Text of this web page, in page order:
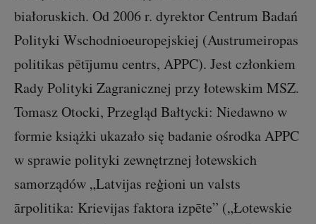
białoruskich. Od 2006 r. dyrektor Centrum Badań
Polityki Wschodnioeuropejskiej (Austrumeiropas
politikas pētījumu centrs, APPC). Jest członkiem
Rady Polityki Zagranicznej przy łotewskim MSZ.
Tomasz Otocki, Przegląd Bałtycki: Niedawno w
formie książki ukazało się badanie ośrodka APPC
w sprawie polityki zewnętrznej łotewskich
samorządów „Latvijas reģioni un valsts
ārpolitika: Krievijas faktora izpēte” („Łotewskie